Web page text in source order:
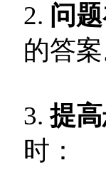
2. 问题
的答案
3.提高
时：